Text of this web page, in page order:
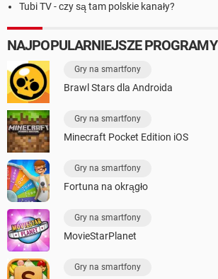
Tubi TV - czy są tam polskie kanały?
NAJPOPULARNIEJSZE PROGRAMY
Gry na smartfony
Brawl Stars dla Androida
Gry na smartfony
Minecraft Pocket Edition iOS
Gry na smartfony
Fortuna na okrągło
Gry na smartfony
MovieStarPlanet
Gry na smartfony